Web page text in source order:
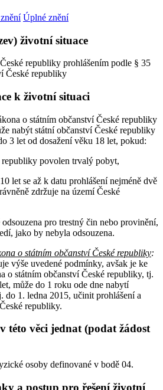
Úplné znění
životní situace
republiky prohlášením podle § 35
České republiky
k životní situaci
o státním občanství České republiky
nabýt státní občanství České republiky
3 let od dosažení věku 18 let, pokud:
republiky povolen trvalý pobyt,
let se až k datu prohlášení nejméně dvě
zdržuje na území České
pro trestný čin nebo provinění,
jako by nebyla odsouzena.
o státním občanství České republiky:
výše uvedené podmínky, avšak je ke
o státním občanství České republiky, tj.
může do 1 roku ode dne nabytí
do 1. ledna 2015, učinit prohlášení a
republiky.
této věci jednat (podat žádost
osoby definované v bodě 04.
a postup pro řešení životní